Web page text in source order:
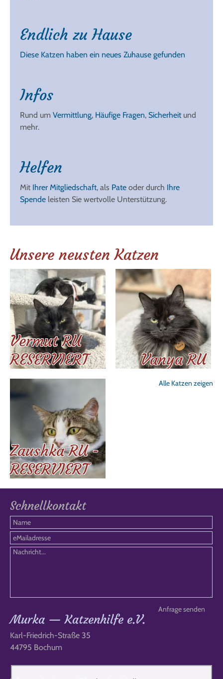
Endlich zu Hause
Diese Katzen haben ein neues Zuhause gefunden
Infos
Rund um Vermittlung, Häufige Fragen, Sicherheitund
mehr.
Helfen
Mit Ihrer Mitgliedschaft, als Pate oder durch Ihre
Spende leisten Sie wertvolle Unterstützung.
Unsere neusten Katzen
Vermut RU
RESERVIERT
Vanya RU
Zaushka RU -
RESERVIERT
Alle Katzen zeigen
Schnellkontakt
Murka — Katzenhilfe e.V.
Karl-Friedrich-Straße 35
44795 Bochum